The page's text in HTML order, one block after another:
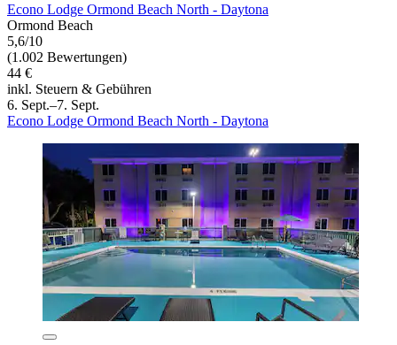
Econo Lodge Ormond Beach North - Daytona
Ormond Beach
5,6/10
(1.002 Bewertungen)
44 €
inkl. Steuern & Gebühren
6. Sept.–7. Sept.
Econo Lodge Ormond Beach North - Daytona